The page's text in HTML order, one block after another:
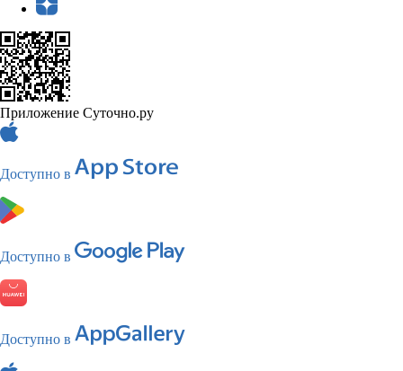
Приложение Суточно.ру
Доступно в
Доступно в
Доступно в